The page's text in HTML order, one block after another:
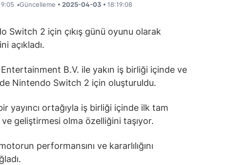
•Güncelleme • 2025-04-03 • 18:19:08
Switch 2 için çıkış günü oyunu olarak
açıkladı.
B.V. ile yakın iş birliği içinde ve
Nintendo Switch 2 için oluşturuldu.
yayıncı ortağıyla iş birliği içinde ilk tam
geliştirmesi olma özelliğini taşıyor.
performansını ve kararlılığını